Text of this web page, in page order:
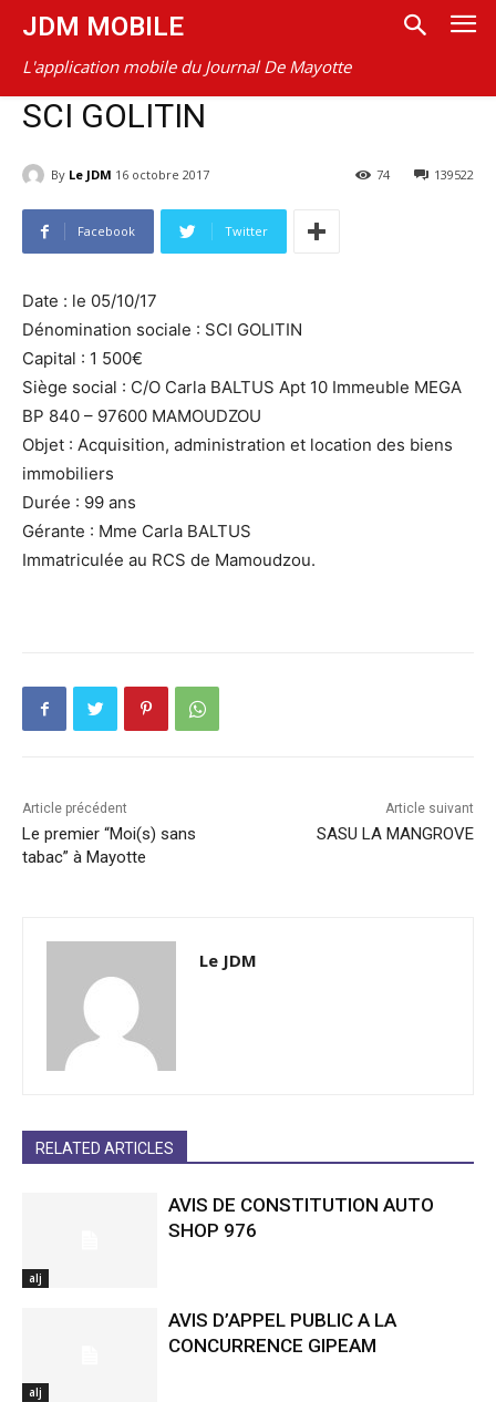
JDM MOBILE
L'application mobile du Journal De Mayotte
SCI GOLITIN
By Le JDM 16 octobre 2017 139522
74
Facebook Twitter
Date : le 05/10/17
Dénomination sociale : SCI GOLITIN
Capital : 1 500€
Siège social : C/O Carla BALTUS Apt 10 Immeuble MEGA
BP 840 – 97600 MAMOUDZOU
Objet : Acquisition, administration et location des biens
immobiliers
Durée : 99 ans
Gérante : Mme Carla BALTUS
Immatriculée au RCS de Mamoudzou.
Article précédent
Le premier “Moi(s) sans
tabac” à Mayotte
Article suivant
SASU LA MANGROVE
Le JDM
RELATED ARTICLES
alj
AVIS DE CONSTITUTION AUTO
SHOP 976
alj
AVIS D’APPEL PUBLIC A LA
CONCURRENCE GIPEAM